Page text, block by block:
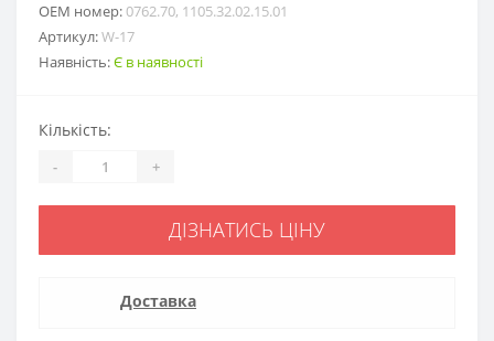
ОЕМ номер:0762.70, 1105.32.02.15.01
Артикул:W-17
Наявність:Є в наявності
Кількість:
- +
ДІЗНАТИСЬ ЦІНУ
Доставка